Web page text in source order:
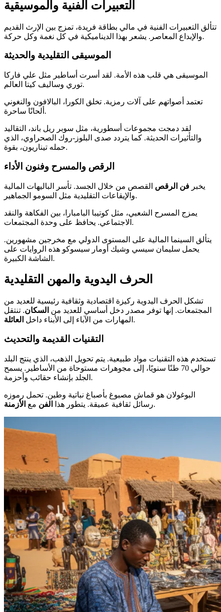
التعبيرات الفنية والموسيقية
تتألق التعبيرات الفنية في مالي بطاقة فريدة، تمزج بين الإرث القديم
والإبداع المعاصر. يشعر بهذا الديناميكية في كل نغمة وكل حركة.
الموسيقى التقليدية والحديثة
الموسيقى هي قلب هذه الأمة. لقد أسرت أساطير مثل علي فاركا
توري وساليف كيتا العالم.
تعتمد أصواتهم على آلات رمزية. تخلق الكورا، البالافون والنغوني
ألحانًا ساحرة.
لقد دمجت مجموعات أسطورية، مثل سوبر ريل باند، التقاليد
والتأثيرات الحديثة. كما يتردد صدى البلوز-روك الصحراوي، الذي
حمله تيناريون، بقوة.
الرقص والمسرح وفنون الأداء
يخبر فن الرقص القصص من خلال الجسد. تأسر الباليهات المالية
والإيقاعات التقليدية مثل السومو الجماهير.
يمزج المسرح الشعبي، مثل كوتيبا البامبارا، بين الفكاهة والنقد
الاجتماعي. يحافظ على وحدة المجتمعات.
يتألق السينما المالية على المستوى الدولي مع مخرجين مشهورين.
يحمل سليمان سيسي وشيك أومار سيسوكو هذه الروايات على
الشاشة الكبيرة.
الحرف اليدوية والمهن التقليدية
تشكل الحرف اليدوية ركيزة اقتصادية وثقافية رئيسية للعديد من
المجتمعات. إنها توفر مصدر دخل أساسي للعديد من السكان. تنتقل
المهارات من الآباء إلى الأبناء داخل العائلة .
التقنيات القديمة والتحديث
تستخدم هذه التقنيات مواد طبيعية. يتم تحويل الذهب، الذي ينتج البلد
حوالي 70 طنًا سنويًا، إلى مجوهرات مستوحاة من الأساطير. يسمح
الجلد بإنشاء حقائب وأحزمة.
البوغولان هو قماش مصبوغ بأصباغ نباتية وطين. تحمل رموزه
رسائل ثقافية عميقة. يتطور هذا
الفن مع الأزمنة .